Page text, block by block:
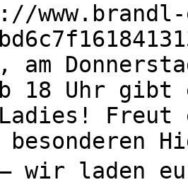
am
Ab 18 Uhr
Freut
besonderen
– wir laden